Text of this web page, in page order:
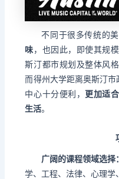
不同于很多传统的
味，也因此，即使其规
斯汀都市规划及整体风
而得州大学距离奥斯汀
中心十分便利， 更加适
生活。
广阔的课程领域选择
学、工程、法律、心理学